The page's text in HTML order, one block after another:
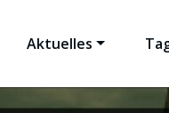
Aktuelles